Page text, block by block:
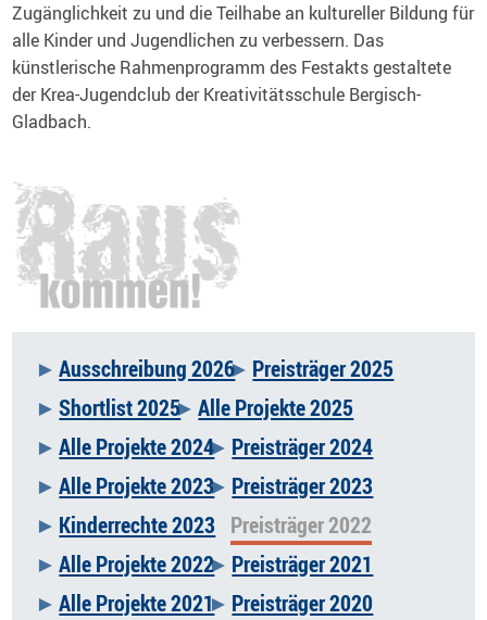
Zugänglichkeit zu und die Teilhabe an kultureller Bildung für
alle Kinder und Jugendlichen zu verbessern. Das
künstlerische Rahmenprogramm des Festakts gestaltete
der Krea-Jugendclub der Kreativitätsschule Bergisch-
Gladbach.
Navigation
überspringen
Ausschreibung 2026
Preisträger 2025
Shortlist 2025 Alle Projekte 2025
Alle Projekte 2024
Preisträger 2024
Alle Projekte 2023
Preisträger 2023
Kinderrechte 2023 Preisträger 2022
Alle Projekte 2022
Preisträger 2021
Alle Projekte 2021
Preisträger 2020